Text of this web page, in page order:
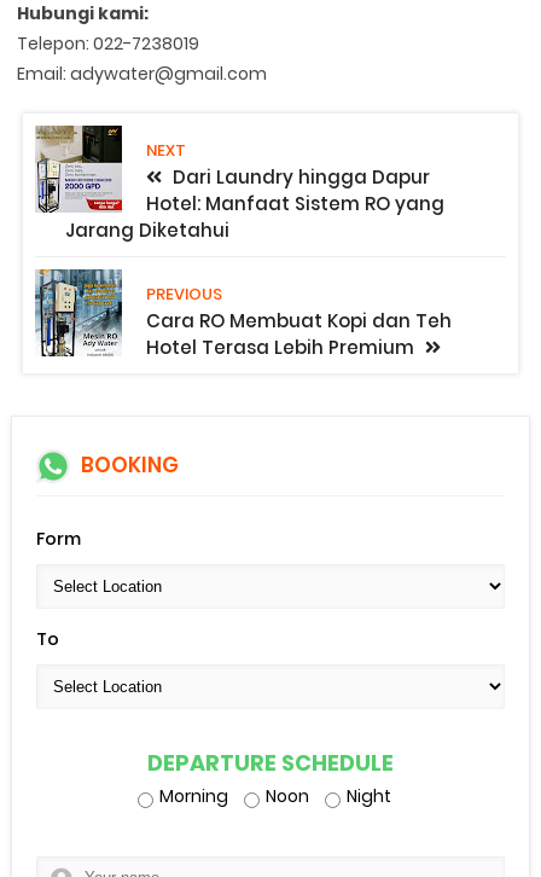
Hubungi kami:
Telepon: 022-7238019
Email: adywater@gmail.com
NEXT
Dari Laundry hingga Dapur
Hotel: Manfaat Sistem RO yang
Jarang Diketahui
PREVIOUS
Cara RO Membuat Kopi dan Teh
Hotel Terasa Lebih Premium
BOOKING
Form
To
DEPARTURE SCHEDULE
Morning Noon Night